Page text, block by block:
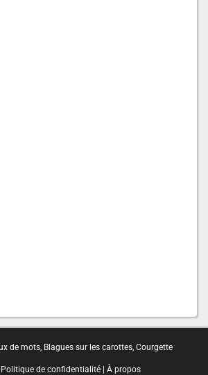
de mots, Blagues sur les carottes, Courgette
Politique de confidentialité À propos